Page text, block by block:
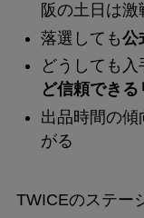
阪の土日は激
落選しても公
どうしても入
ど信頼できる
出品時間の傾
がる
TWICEのステー